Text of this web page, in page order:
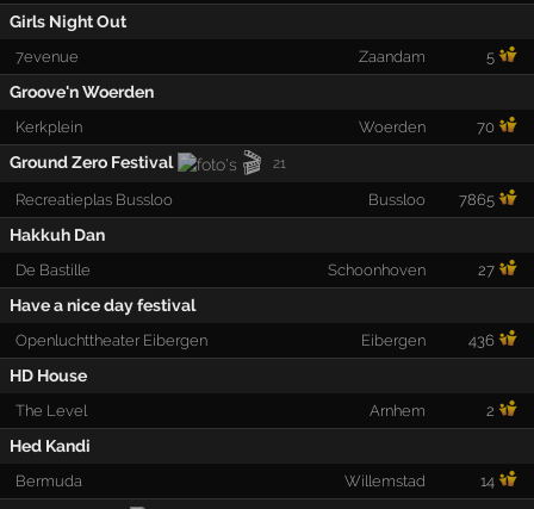
Girls Night Out
7evenue Zaandam 5
Groove'n Woerden
Kerkplein Woerden 70
Ground Zero Festival 🎬 21
Recreatieplas Bussloo Bussloo 7865
Hakkuh Dan
De Bastille Schoonhoven 27
Have a nice day festival
Openluchttheater Eibergen Eibergen 436
HD House
The Level Arnhem 2
Hed Kandi
Bermuda Willemstad 14